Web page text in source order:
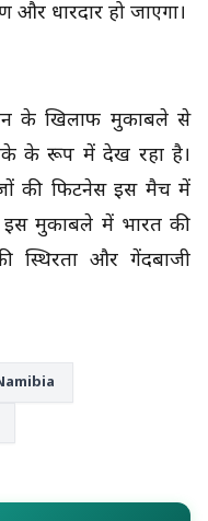
धारदार हो जाएगा।
के खिलाफ मुकाबले से
के रूप में देख रहा है।
की फिटनेस इस मैच में
इस मुकाबले में भारत की
स्थिरता और गेंदबाजी